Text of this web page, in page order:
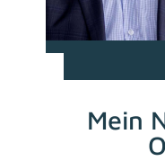
Mein